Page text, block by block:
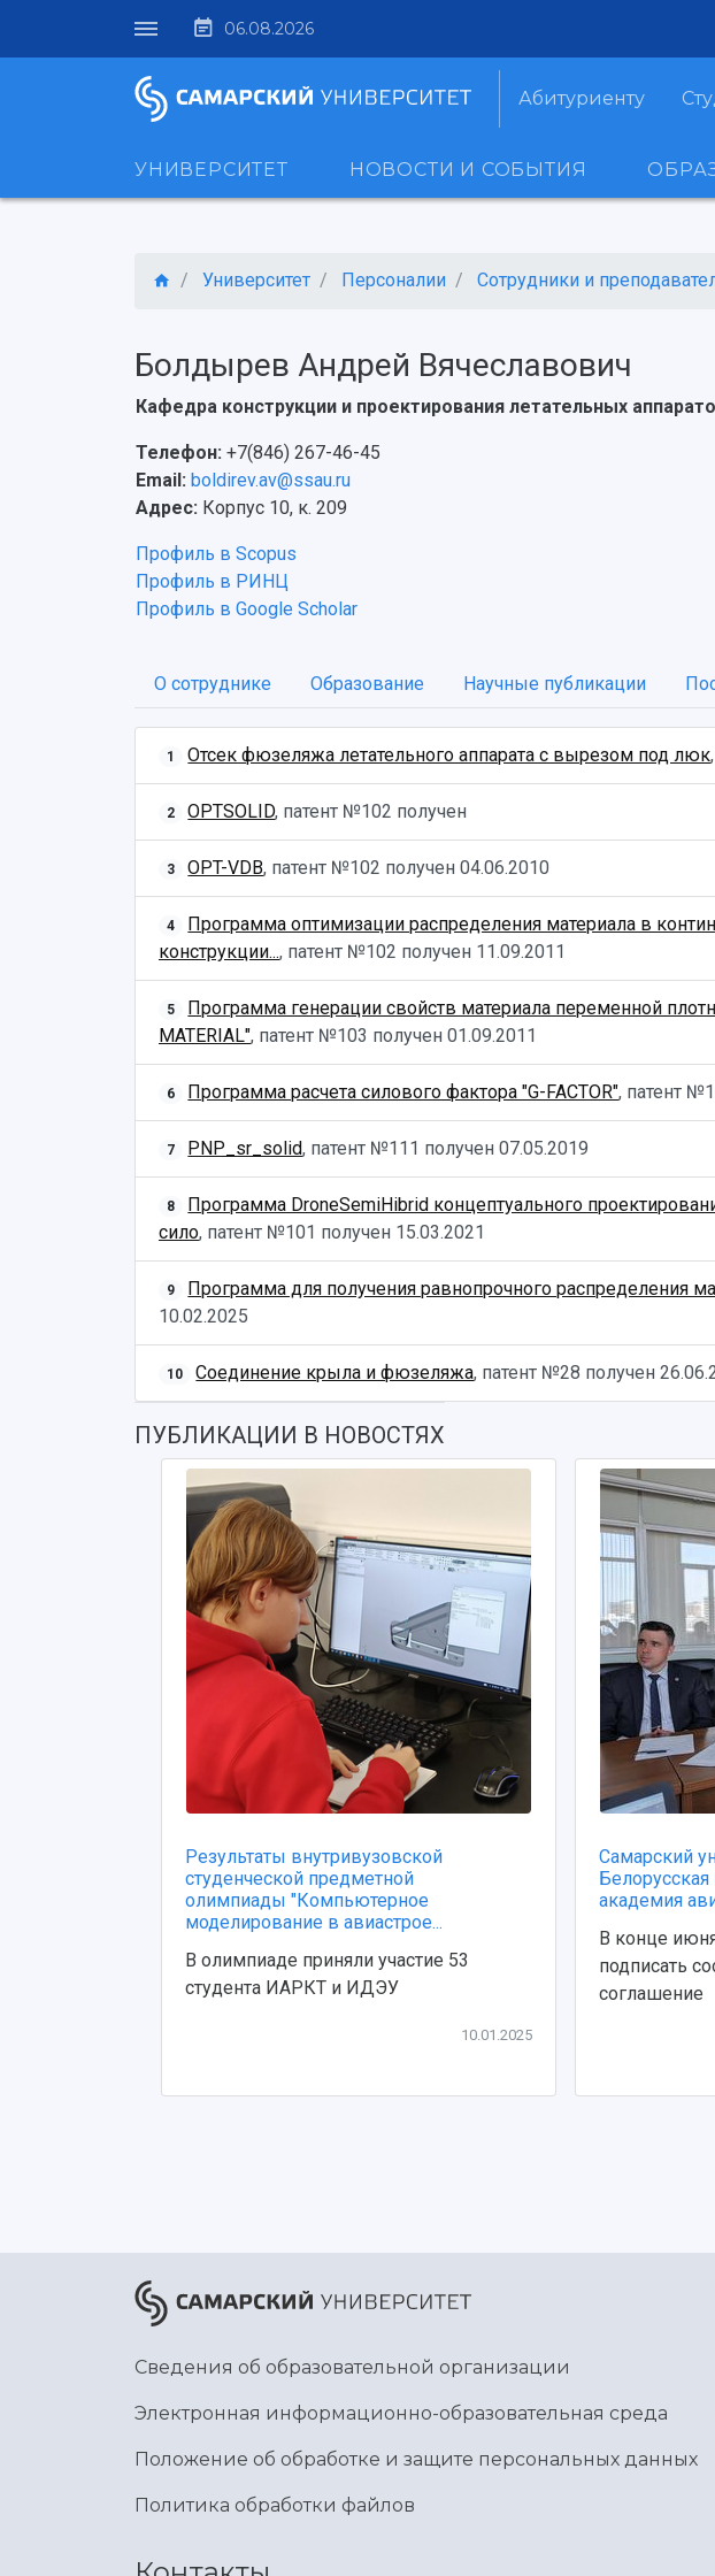
06.08.2026
Абитуриенту
УНИВЕРСИТЕТ НОВОСТИ И СОБЫТИЯ
Университет Персоналии Сотрудники и
Болдырев Андрей Вячеславович
Кафедра конструкции и проектирования летательных
Телефон: +7(846) 267-46-45
Email: boldirev.av@ssau.ru
Адрес: Корпус 10, к. 209
Профиль в Scopus
Профиль в РИНЦ
Профиль в Google Scholar
О сотруднике Образование Научные публикации
1 Отсек фюзеляжа летательного аппарата с вырезом под люк
2 OPTSOLID, патент №102 получен
3 OPT-VDB, патент №102 получен04.06.2010
4
Программа оптимизации распределения материала в
конструкции..., патент №102 получен 11.09.2011
5
Программа генерации свойств материала переменной
MATERIAL", патент №103 получен 01.09.2011
6 Программа расчета силового фактора "G-FACTOR", патент
7 PNP_sr_solid, патент №111 получен07.05.2019
8
Программа DroneSemiHibrid концептуального
сило, патент №101 получен 15.03.2021
9 Программа для получения равнопрочного распределения
10.02.2025
10 Соединение крыла и фюзеляжа, патент №28 получен
ПУБЛИКАЦИИ В НОВОСТЯХ
Результаты внутривузовской
студенческой предметной
олимпиады "Компьютерное
моделирование в авиастрое...
В олимпиаде приняли участие 53
студента ИАРКТ и ИДЭУ
10.01.2025
Самарский
Белорусская
академия
В конце
подписать
соглашение
Сведения об образовательной организации
Электронная информационно-образовательная среда
Положение об обработке и защите персональных данных
Политика обработки файлов